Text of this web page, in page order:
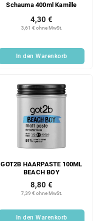
Schauma 400ml Kamille
3,61 € ohne MwSt.
4,30 €
In den Warenkorb
GOT2B HAARPASTE 100ML
BEACH BOY
7,39 € ohne MwSt.
8,80 €
In den Warenkorb